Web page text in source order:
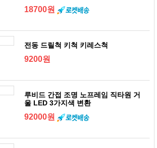
18700원
전동 드릴척 키척 키레스척
9200원
루비드 간접 조명 노프레임 직타원 거
울 LED 3가지색 변환
92000원